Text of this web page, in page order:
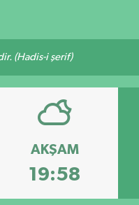
(Hadis-i şerif)
AKŞAM
19:58